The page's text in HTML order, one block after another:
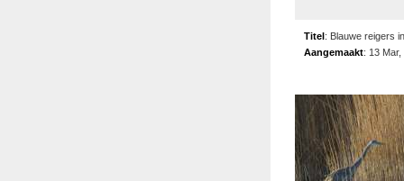
Titel: Blauwe reigers
Aangemaakt: 13 Mar,